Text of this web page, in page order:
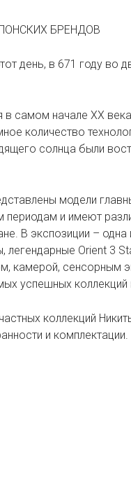
БРЕНДОВ
день, в 671 году во
в самом начале XX
количество
солнца были
модели
периодам и имеют
В экспозиции –
Orient 3
камерой, сенсорным
успешных коллекций
коллекций
и комплектации.